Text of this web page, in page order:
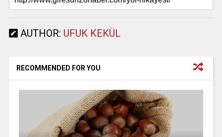
AUTHOR: UFUK KEKÜL
RECOMMENDED FOR YOU